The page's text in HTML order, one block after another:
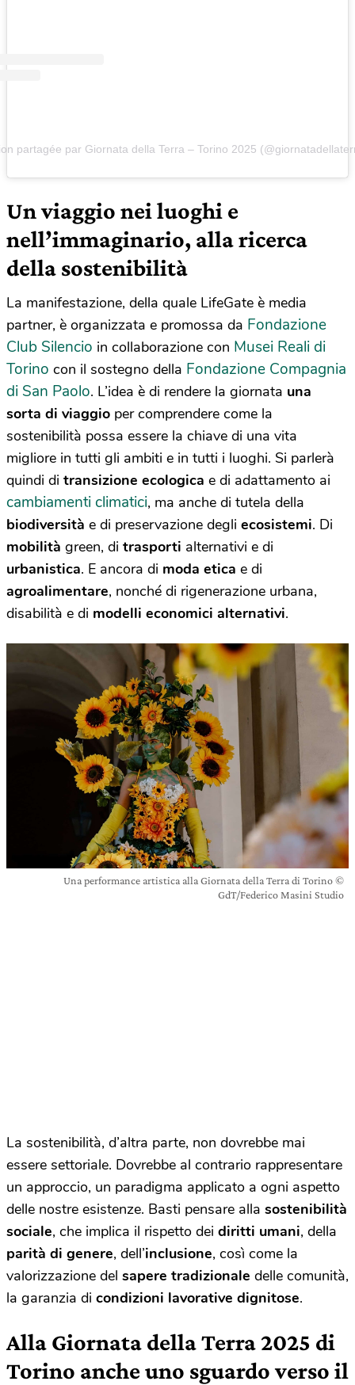
partagée par Giornata della Terra – Torino 2025
Un viaggio nei luoghi e
nell’immaginario, alla ricerca
della sostenibilità
La manifestazione, della quale LifeGate è media
partner, è organizzata e promossa da Fondazione
Club Silencio in collaborazione con Musei Reali di
Torino con il sostegno della Fondazione Compagnia
di San Paolo. L’idea è di rendere la giornata una
sorta di viaggio per comprendere come la
sostenibilità possa essere la chiave di una vita
migliore in tutti gli ambiti e in tutti i luoghi. Si parlerà
quindi di transizione ecologica e di adattamento ai
cambiamenti climatici, ma anche di tutela della
biodiversità e di preservazione degli ecosistemi. Di
mobilità green, di trasporti alternativi e di
urbanistica. E ancora di moda etica e di
agroalimentare, nonché di rigenerazione urbana,
disabilità e di modelli economici alternativi.
Una performance artistica alla Giornata della Terra di Torino ©
GdT/Federico Masini Studio
La sostenibilità, d’altra parte, non dovrebbe mai
essere settoriale. Dovrebbe al contrario rappresentare
un approccio, un paradigma applicato a ogni aspetto
delle nostre esistenze. Basti pensare alla sostenibilità
sociale, che implica il rispetto dei diritti umani, della
parità di genere, dell’inclusione, così come la
valorizzazione del sapere tradizionale delle comunità,
la garanzia di condizioni lavorative dignitose.
Alla Giornata della Terra 2025 di
Torino anche uno sguardo verso il